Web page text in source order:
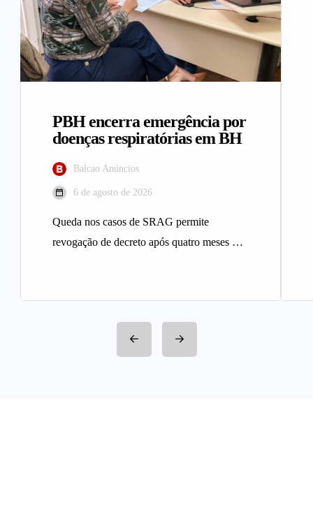
PBH encerra emergência por
doenças respiratórias em BH
Balcao Anúncios
6 de agosto de 2026
Queda nos casos de SRAG permite
revogação de decreto após quatro meses A